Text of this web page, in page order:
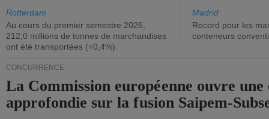
Rotterdam
Au cours du premier semestre 2026,
212,0 millions de tonnes de marchandises
ont été transportées (+0,4%).
Madrid
Record pour les
conteneurs
CONCURRENCE
La Commission européenne ouvre une
approfondie sur la fusion Saipem-